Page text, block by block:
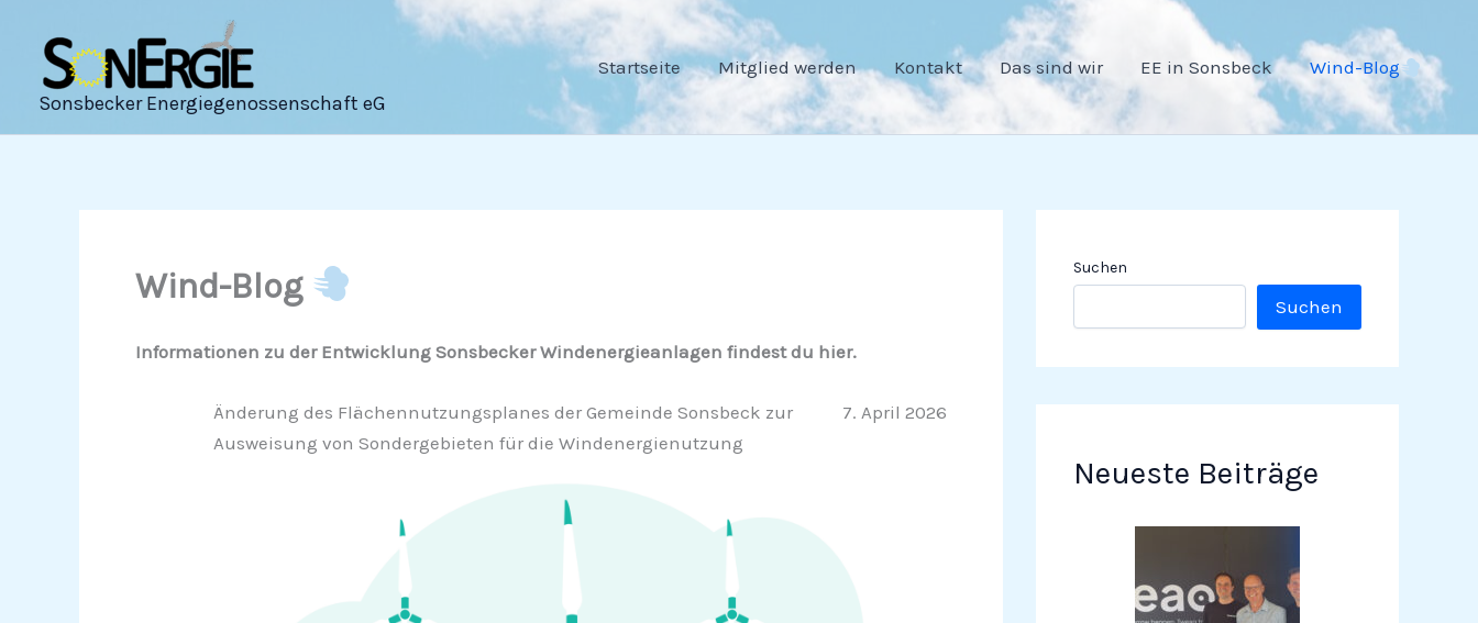
Inhalt
springen
Sonsbecker Energiegenossenschaft eG
Startseite Mitglied werden Kontakt Das sind wir EE in Sonsbeck Wind-Blog
Wind-Blog
Informationen zu der Entwicklung Sonsbecker Windenergieanlagen findest du hier.
Änderung des Flächennutzungsplanes der Gemeinde Sonsbeck zur
Ausweisung von Sondergebieten für die Windenergienutzung
7. April 2026
Suchen
Suchen
Neueste Beiträge